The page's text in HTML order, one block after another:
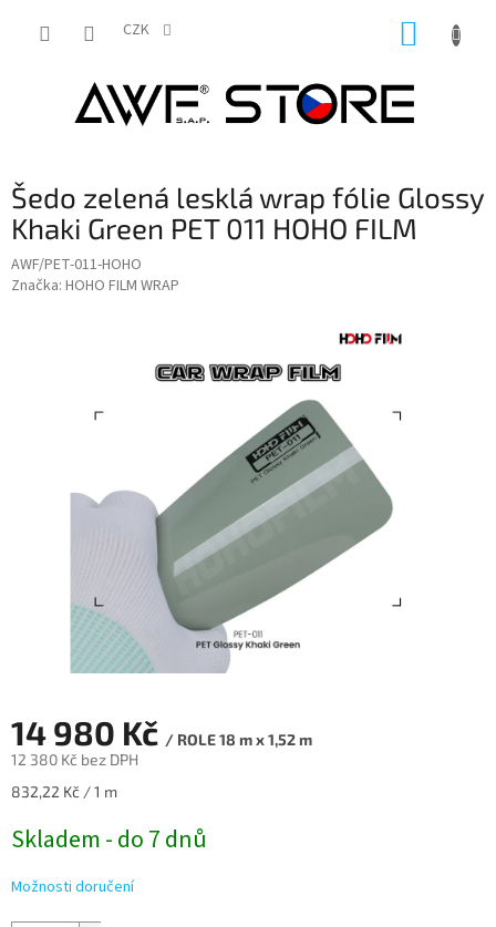
CZK
Šedo zelená lesklá wrap fólie Glossy
Khaki Green PET 011 HOHO FILM
AWF/PET-011-HOHO
Značka: HOHO FILM WRAP
14 980 Kč / ROLE 18 m x 1,52 m
12 380 Kč bez DPH
Měrná
832,22 Kč / 1 m
Skladem - do 7 dnů
Možnosti doručení